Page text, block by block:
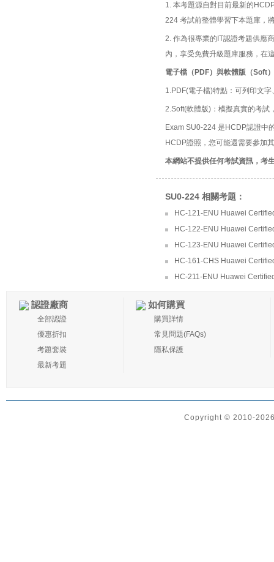
1. 本考題源自對目前最新的
224 考試前整體學習下本題庫，
2. 作為很專業的IT認證考題供應
內，享受免費升級題庫服務，在
電子檔（PDF）與軟體版（Soft
1.PDF(電子檔)特點：可列印文
2.Soft(軟體版)：模擬真實的考試
Exam SU0-224 是HCDP認證中
HCDP證照，您可能還需要參加
本網站不提供任何考試資訊，考
SU0-224 相關考題：
HC-121-ENU Huawei
HC-122-ENU Huawei
HC-123-ENU Huawei
HC-161-CHS Huawei
HC-211-ENU Huawei
認證廠商
全部認證
優惠折扣
考題套裝
最新考題
如何購買
購買詳情
常見問題(FAQs)
隱私保護
Copyright © 2010-